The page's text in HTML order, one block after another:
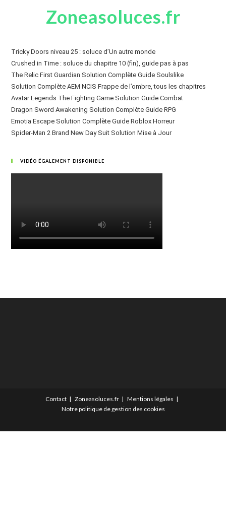
Zoneasoluces.fr
Tricky Doors niveau 25 : soluce d’Un autre monde
Crushed in Time : soluce du chapitre 10 (fin), guide pas à pas
The Relic First Guardian Solution Complète Guide Soulslike
Solution Complète AEM NCIS Frappe de l’ombre, tous les chapitres
Avatar Legends The Fighting Game Solution Guide Combat
Dragon Sword Awakening Solution Complète Guide RPG
Emotia Escape Solution Complète Guide Roblox Horreur
Spider-Man 2 Brand New Day Suit Solution Mise à Jour
VIDÉO ÉGALEMENT DISPONIBLE
Contact Zoneasoluces.fr
Mentions légales
Notre politique de gestion des cookies